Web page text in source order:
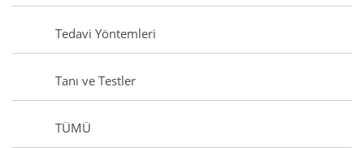
Tedavi Yöntemleri
Tanı ve Testler
TÜMÜ